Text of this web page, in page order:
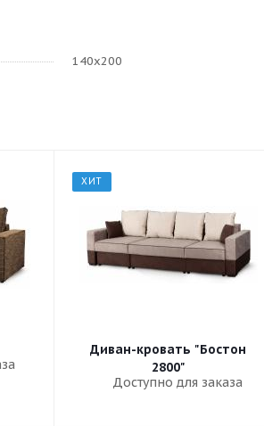
140х200
ХИТ
Диван-кровать "Бостон
2800"
Доступно для заказа